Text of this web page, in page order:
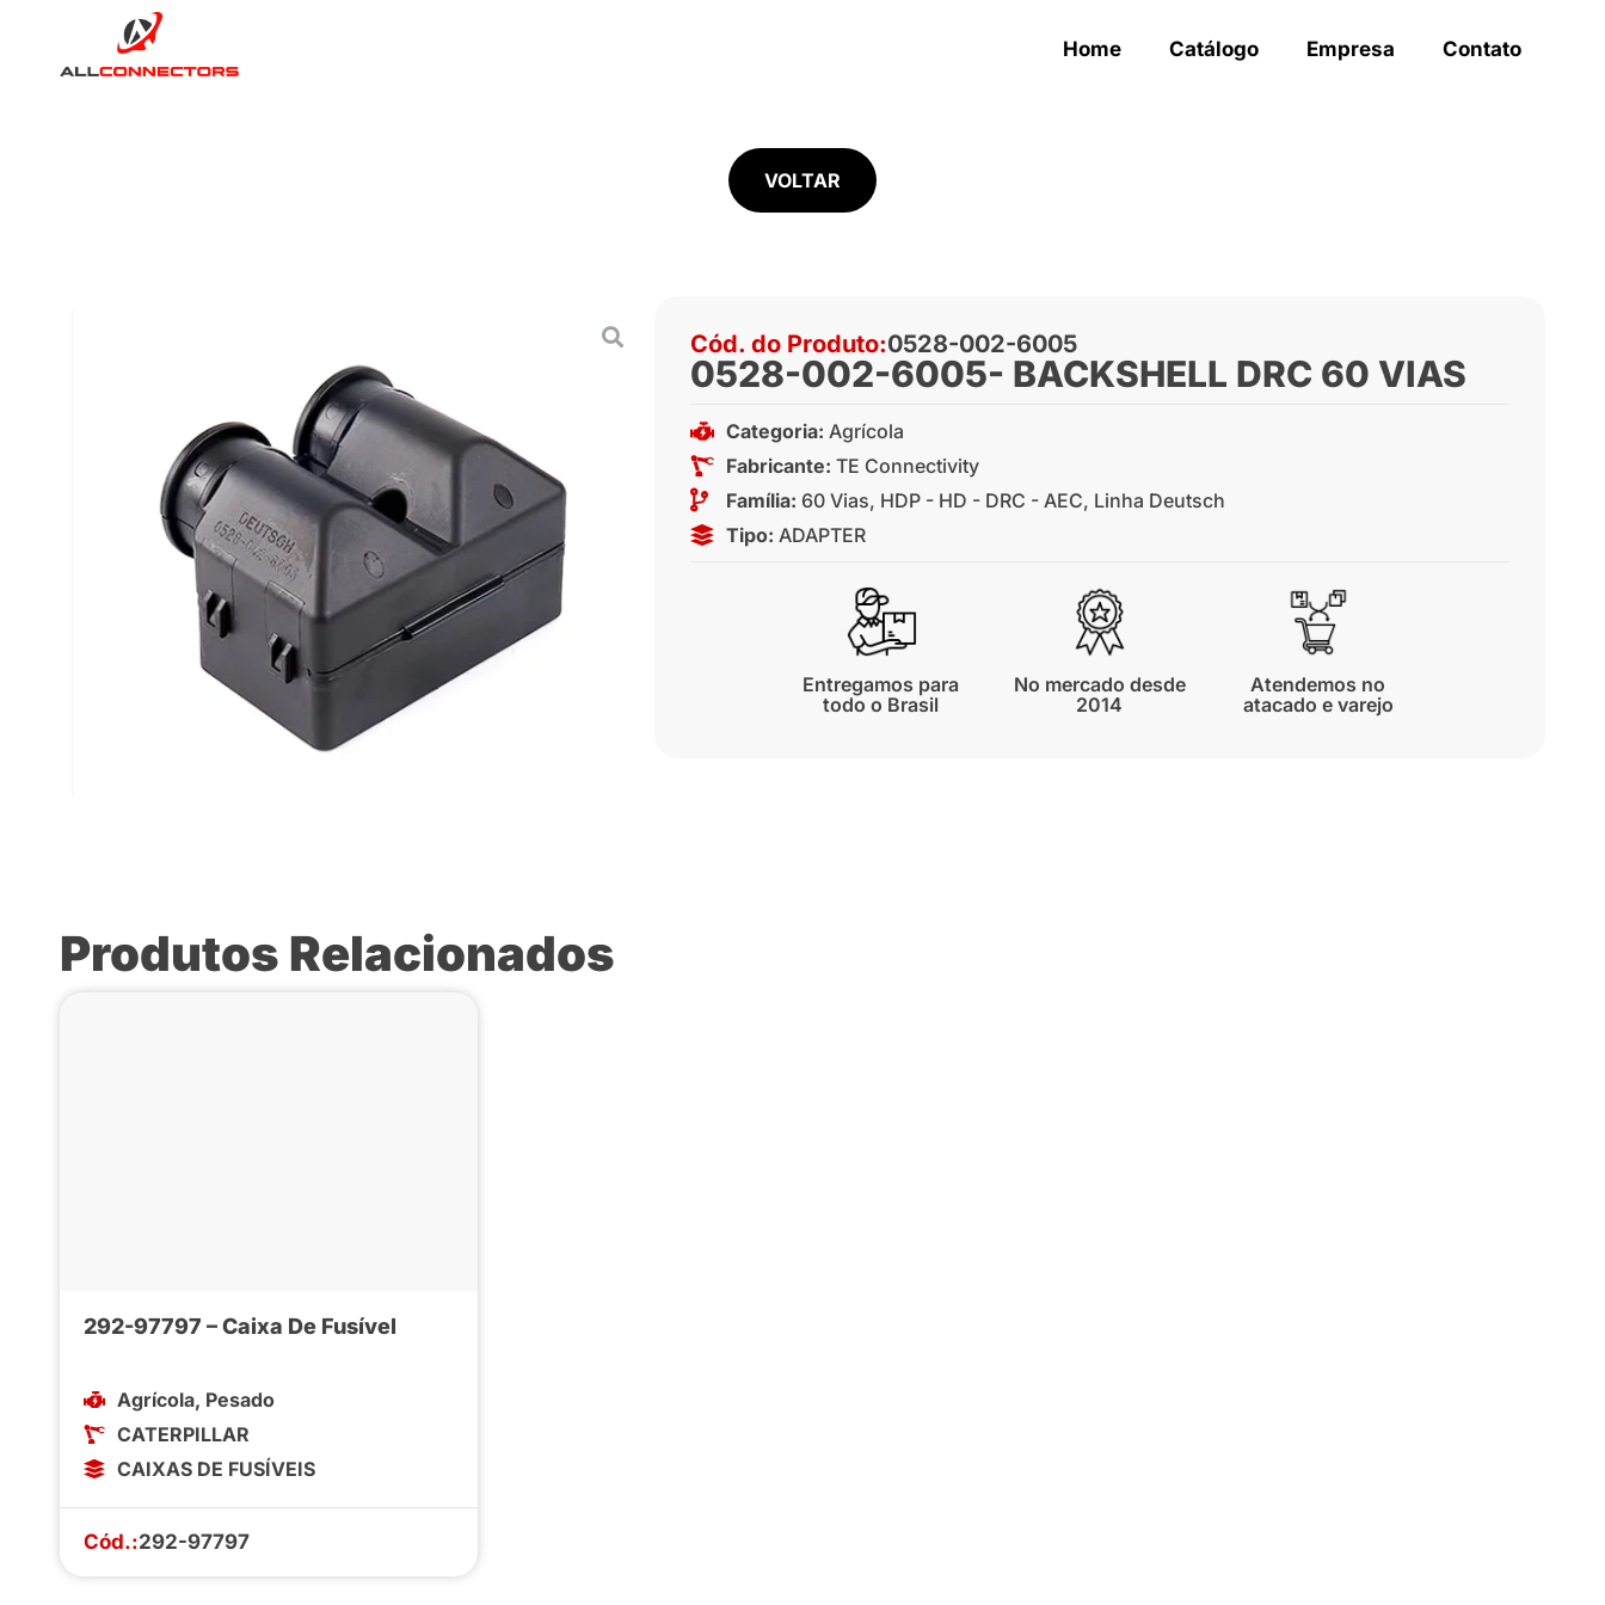
Home Catálogo Empresa Contato
VOLTAR
Cód. do Produto:0528-002-6005
0528-002-6005- BACKSHELL DRC 60 VIAS
Categoria: Agrícola
Fabricante: TE Connectivity
Família: 60 Vias, HDP - HD - DRC - AEC, Linha Deutsch
Tipo: ADAPTER
Entregamos para
todo o Brasil
No mercado desde
2014
Atendemos no
atacado e varejo
Produtos Relacionados
292-97797 – Caixa De Fusível
Agrícola, Pesado
CATERPILLAR
CAIXAS DE FUSÍVEIS
Cód.:292-97797